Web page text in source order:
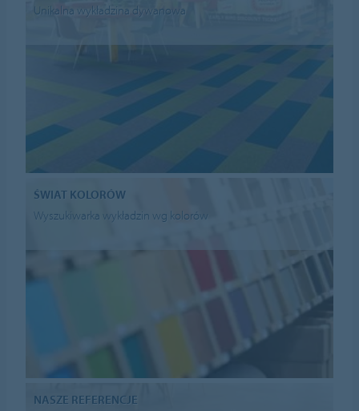
Unikalna wykładzina dywanowa
ŚWIAT KOLORÓW
Wyszukiwarka wykładzin wg kolorów
NASZE REFERENCJE